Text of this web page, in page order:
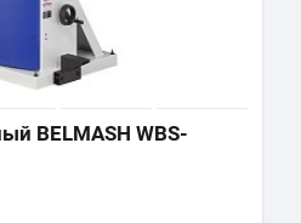
BELMASH WBS-